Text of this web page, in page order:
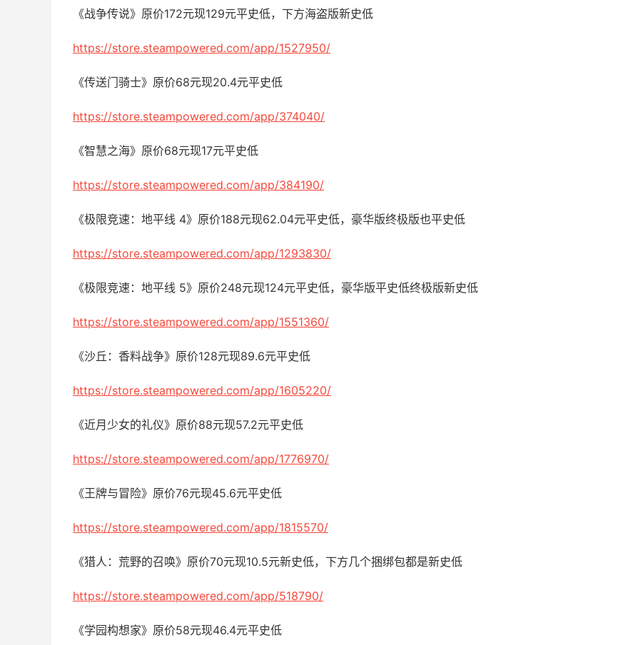
《战争传说》原价172元现129元平史低，下方海盗版新史低
https://store.steampowered.com/app/1527950/
《传送门骑士》原价68元现20.4元平史低
https://store.steampowered.com/app/374040/
《智慧之海》原价68元现17元平史低
https://store.steampowered.com/app/384190/
《极限竞速：地平线 4》原价188元现62.04元平史低，豪华版终极版也平史低
https://store.steampowered.com/app/1293830/
《极限竞速：地平线 5》原价248元现124元平史低，豪华版平史低终极版新史低
https://store.steampowered.com/app/1551360/
《沙丘：香料战争》原价128元现89.6元平史低
https://store.steampowered.com/app/1605220/
《近月少女的礼仪》原价88元现57.2元平史低
https://store.steampowered.com/app/1776970/
《王牌与冒险》原价76元现45.6元平史低
https://store.steampowered.com/app/1815570/
《猎人：荒野的召唤》原价70元现10.5元新史低，下方几个捆绑包都是新史低
https://store.steampowered.com/app/518790/
《学园构想家》原价58元现46.4元平史低